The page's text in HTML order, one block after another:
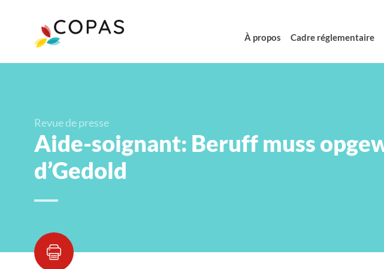
À propos Cadre réglementaire
Revue de presse
Aide-soignant: Beruff muss
d’Gedold